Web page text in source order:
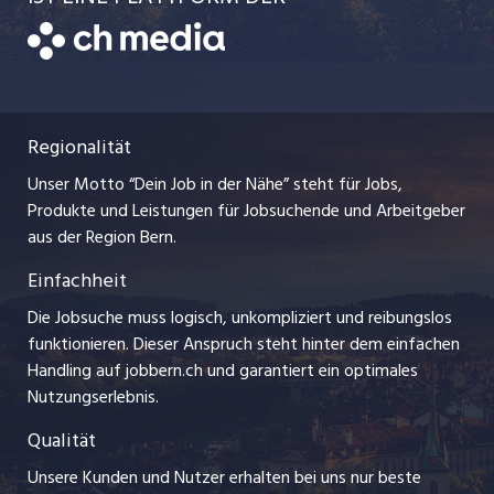
Freelance Jobs
Ferienjobs
Management / Kader-Jobs
Arbeitgeber
Jobline
Bewerber-Cockpit
Datenschutzerklärung
Impressum
Stellenmeldepflicht
zentraljob.ch
myjob.ch
jobzüri.ch
ajourjob.ch
baernerbaer.ch
chmedia.ch
Regionalität
Unser Motto “Dein Job in der Nähe” steht für Jobs,
Produkte und Leistungen für Jobsuchende und Arbeitgeber
aus der Region Bern.
Einfachheit
Die Jobsuche muss logisch, unkompliziert und reibungslos
funktionieren. Dieser Anspruch steht hinter dem einfachen
Handling auf jobbern.ch und garantiert ein optimales
Nutzungserlebnis.
Qualität
Unsere Kunden und Nutzer erhalten bei uns nur beste